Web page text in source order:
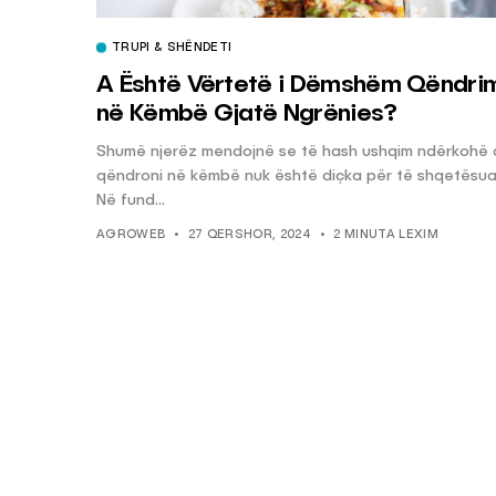
TRUPI & SHËNDETI
A Është Vërtetë i Dëmshëm
në Këmbë Gjatë Ngrënies?
Shumë njerëz mendojnë se të hash ushqim ndërkohë
qëndroni në këmbë nuk është diçka për të
Në fund...
AGROWEB 27 QERSHOR, 2024 2 MINUTA LEXIM
KËSHILLA & IDE
Pse Nuk Duhet të
e Ushqimeve